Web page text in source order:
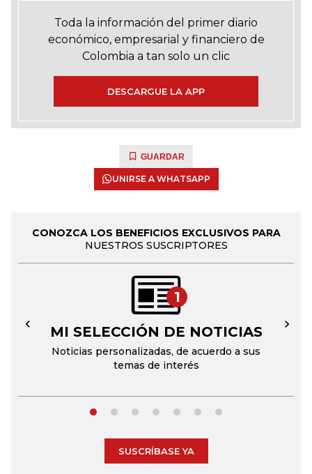
Toda la información del primer diario
económico, empresarial y financiero de
Colombia a tan solo un clic
DESCARGUE LA APP
GUARDAR
UNIRSE A WHATSAPP
CONOZCA LOS BENEFICIOS EXCLUSIVOS PARA
NUESTROS SUSCRIPTORES
1
MI SELECCIÓN DE NOTICIAS
Noticias personalizadas, de acuerdo a sus
temas de interés
← →
SUSCRÍBASE YA